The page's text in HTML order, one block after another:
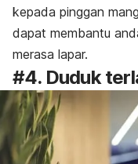
kepada pinggan
dapat membantu
merasa lapar.
#4. Duduk